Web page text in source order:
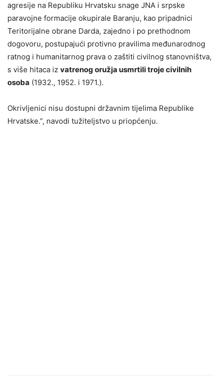
agresije na Republiku Hrvatsku snage JNA i srpske
paravojne formacije okupirale Baranju, kao pripadnici
Teritorijalne obrane Darda, zajedno i po prethodnom
dogovoru, postupajući protivno pravilima međunarodnog
ratnog i humanitarnog prava o zaštiti civilnog stanovništva,
s više hitaca iz vatrenog oružja usmrtili troje civilnih
osoba (1932., 1952. i 1971.).
Okrivljenici nisu dostupni državnim tijelima Republike
Hrvatske.”, navodi tužiteljstvo u priopćenju.